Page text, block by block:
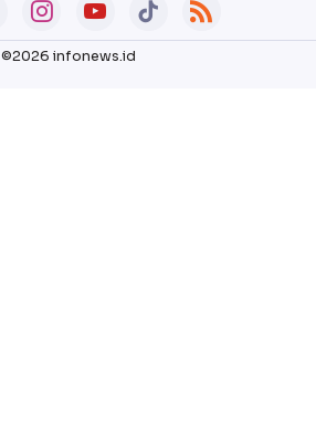
©2026 infonews.id